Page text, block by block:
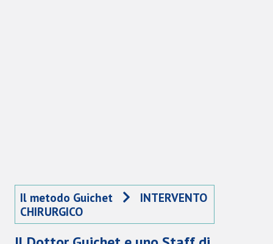
Il metodo Guichet
INTERVENTO
CHIRURGICO